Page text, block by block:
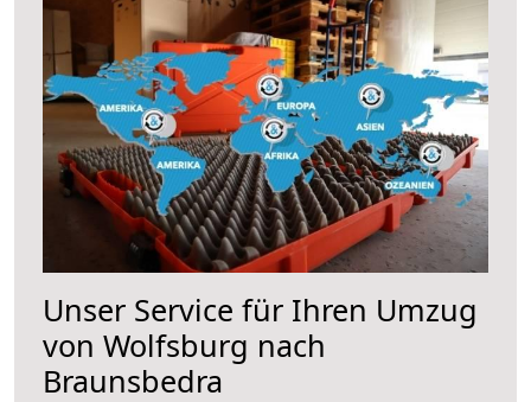
Unser Service für Ihren Umzug
von Wolfsburg nach
Braunsbedra